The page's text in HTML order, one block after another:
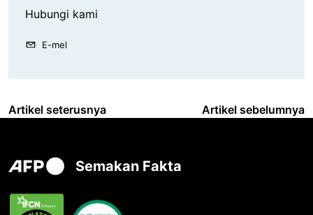
Hubungi kami
E-mel
Artikel seterusnya Artikel sebelumnya
Semakan Fakta